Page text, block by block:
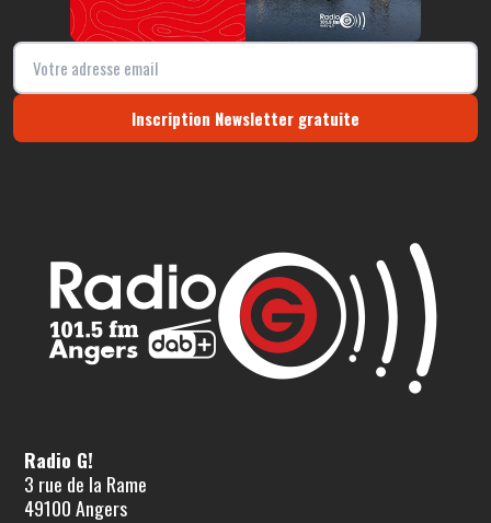
Inscription Newsletter gratuite
Radio G!
3 rue de la Rame
49100 Angers